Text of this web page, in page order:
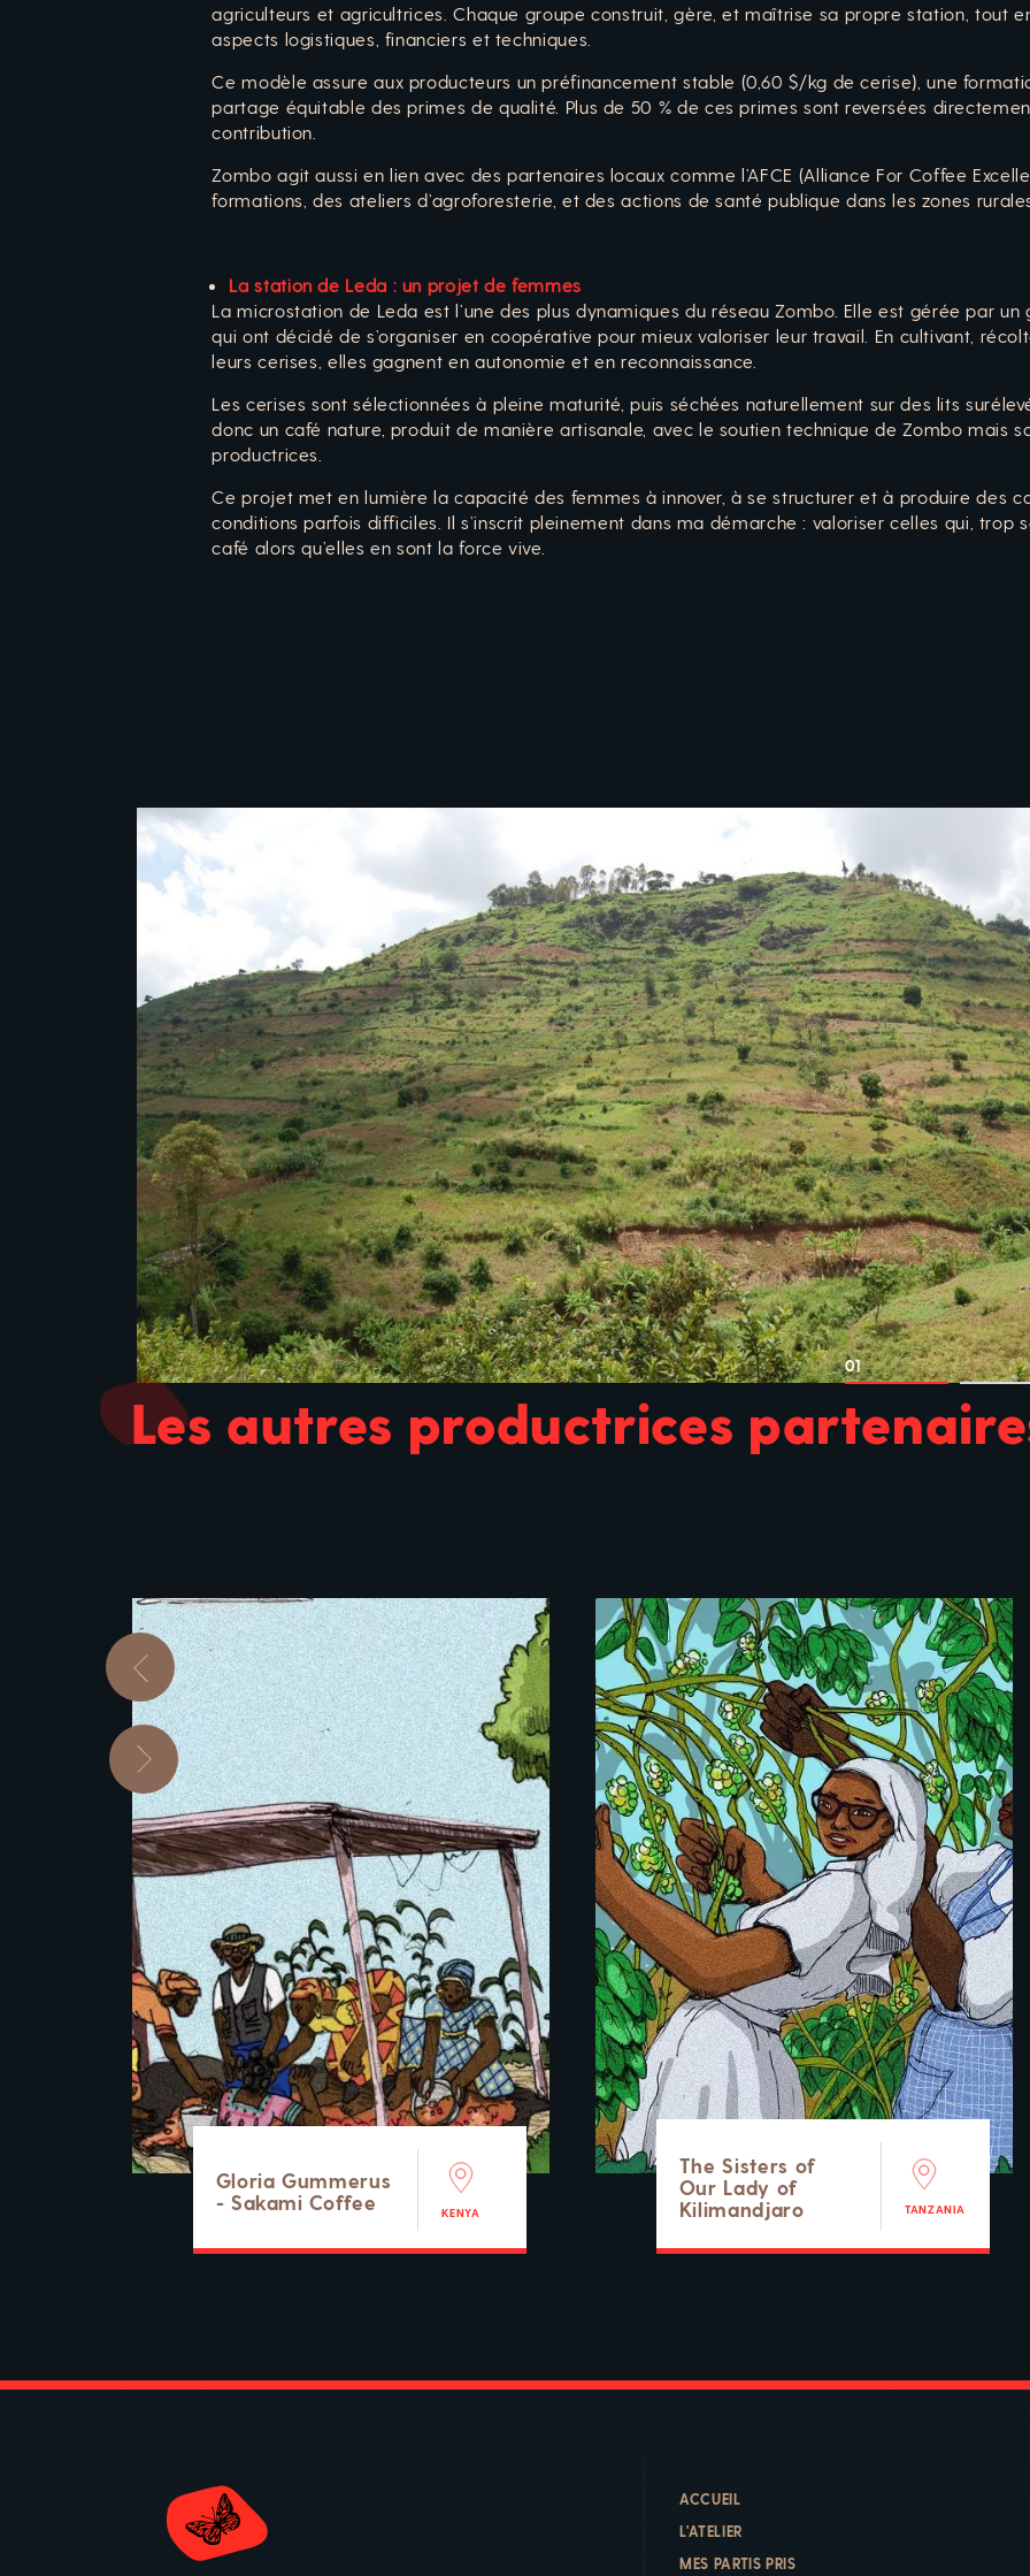
agriculteurs et agricultrices. Chaque groupe construit, gère, et maîtrise sa propre station, tout
aspects logistiques, financiers et techniques.
Ce modèle assure aux producteurs un préfinancement stable (0,60 $/kg de cerise), une
partage équitable des primes de qualité. Plus de 50 % de ces primes sont reversées
contribution.
Zombo agit aussi en lien avec des partenaires locaux comme l’AFCE (Alliance For Coffee
formations, des ateliers d’agroforesterie, et des actions de santé publique dans les zones
La station de Leda : un projet de femmes
La microstation de Leda est l’une des plus dynamiques du réseau Zombo. Elle est gérée par
qui ont décidé de s’organiser en coopérative pour mieux valoriser leur travail. En cultivant,
leurs cerises, elles gagnent en autonomie et en reconnaissance.
Les cerises sont sélectionnées à pleine maturité, puis séchées naturellement sur des lits
donc un café nature, produit de manière artisanale, avec le soutien technique de Zombo mais
productrices.
Ce projet met en lumière la capacité des femmes à innover, à se structurer et à produire des
conditions parfois difficiles. Il s’inscrit pleinement dans ma démarche : valoriser celles qui, trop
café alors qu’elles en sont la force vive.
01
Les autres productrices
Gloria Gummerus
- Sakami Coffee
KENYA
The Sisters of
Our Lady of
Kilimandjaro
TANZANIA
ACCUEIL
L'ATELIER
MES PARTIS PRIS